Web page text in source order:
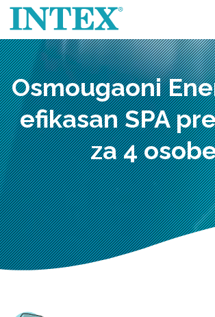
Osmougaoni
efikasan SPA
za 4